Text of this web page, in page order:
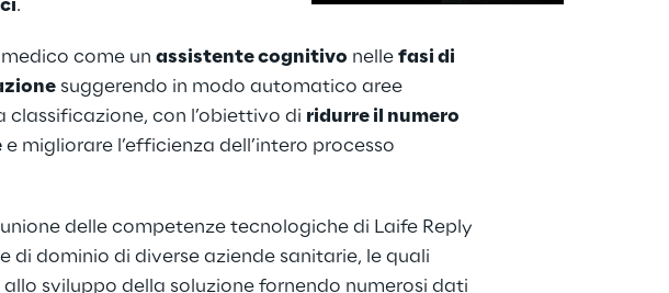
AI Apps
.
come un assistente cognitivo nelle fasi di
suggerendo in modo automatico aree
classificazione, con l’obiettivo di ridurre il numero
e migliorare l’efficienza dell’intero processo
delle competenze tecnologiche di Laife Reply
di dominio di diverse aziende sanitarie, le quali
sviluppo della soluzione fornendo numerosi dati